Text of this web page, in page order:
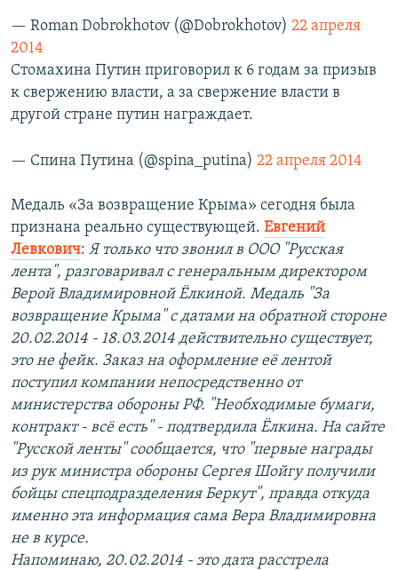
— Roman Dobrokhotov (@Dobrokhotov) 22 апреля
2014
Стомахина Путин приговорил к 6 годам за призыв
к свержению власти, а за свержение власти в
другой стране путин награждает.
— Спина Путина (@spina_putina) 22 апреля 2014
Медаль «За возвращение Крыма» сегодня была
признана реально существующей. Евгений
Левкович: Я только что звонил в ООО "Русская
лента", разговаривал с генеральным директором
Верой Владимировной Ёлкиной. Медаль "За
возвращение Крыма" с датами на обратной стороне
20.02.2014 - 18.03.2014 действительно существует,
это не фейк. Заказ на оформление её лентой
поступил компании непосредственно от
министерства обороны РФ. "Необходимые бумаги,
контракт - всё есть" - подтвердила Ёлкина. На сайте
"Русской ленты" сообщается, что "первые награды
из рук министра обороны Сергея Шойгу получили
бойцы спецподразделения Беркут", правда откуда
именно эта информация сама Вера Владимировна
не в курсе.
Напоминаю, 20.02.2014 - это дата расстрела